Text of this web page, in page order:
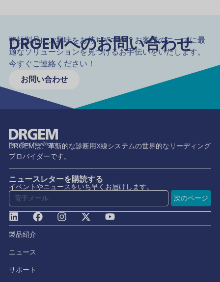
DRGEMへのお問い合わせ
弊社製品にご興味をお持ちですか？お客様のニーズに最
適なソリューションを見つけるお手伝いをいたします。
今すぐご連絡ください！
お問い合わせ
DRGEMは、革新的な診断用X線システムの世界的なリーディング
プロバイダーです。
ニュースレターを購読する
イベントやニュースをいち早くお届けします。
次のページ
製品紹介
ニュース
サポート